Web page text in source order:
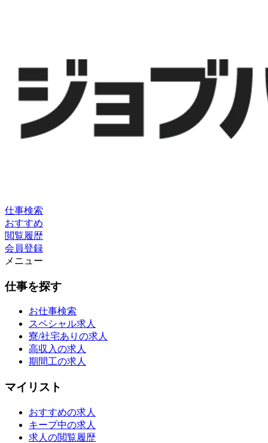
仕事検索
おすすめ
閲覧履歴
会員登録
メニュー
仕事を探す
お仕事検索
スペシャル求人
寮/社宅ありの求人
高収入の求人
期間工の求人
マイリスト
おすすめの求人
キープ中の求人
求人の閲覧履歴